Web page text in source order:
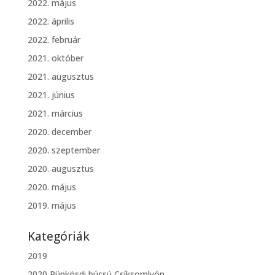
2022. május
2022. április
2022. február
2021. október
2021. augusztus
2021. június
2021. március
2020. december
2020. szeptember
2020. augusztus
2020. május
2019. május
Kategóriák
2019